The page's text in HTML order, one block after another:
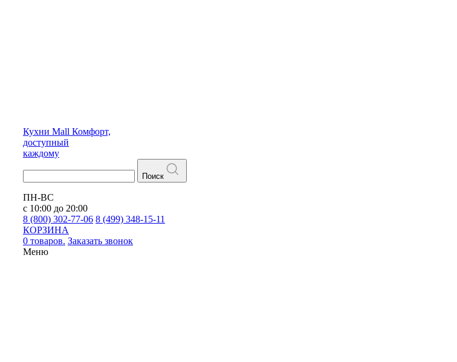
Кухни Mall Комфорт,
доступный
каждому
Поиск
ПН-ВС
с 10:00 до 20:00
8 (800) 302-77-06 8 (499) 348-15-11
КОРЗИНА
0 товаров. Заказать звонок
Меню